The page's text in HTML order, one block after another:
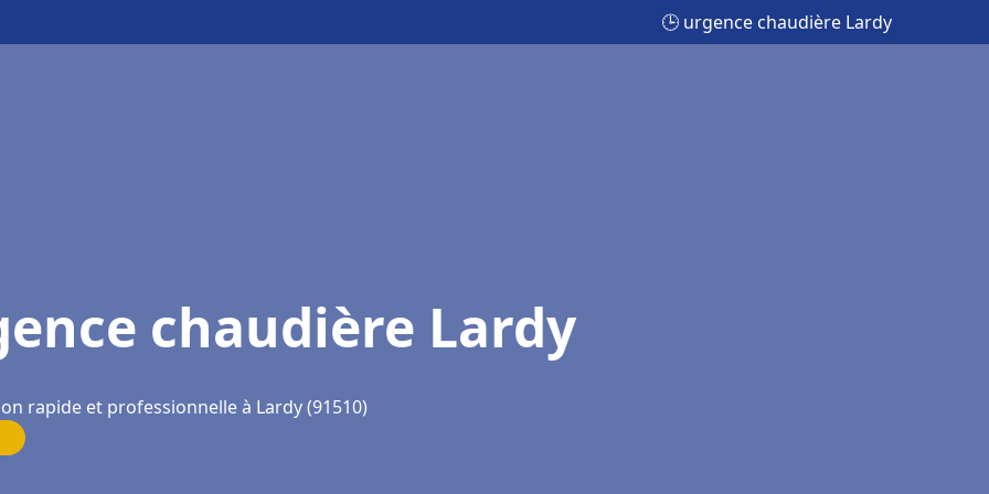
🕒 urgence chaudière Lardy
chaudière Lardy
rapide et professionnelle à Lardy (91510)